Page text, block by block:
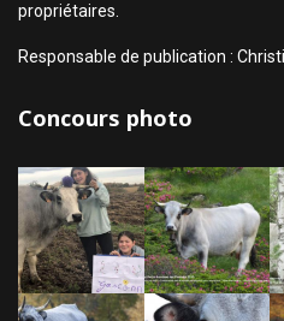
propriétaires.
Responsable de publication :
Concours photo